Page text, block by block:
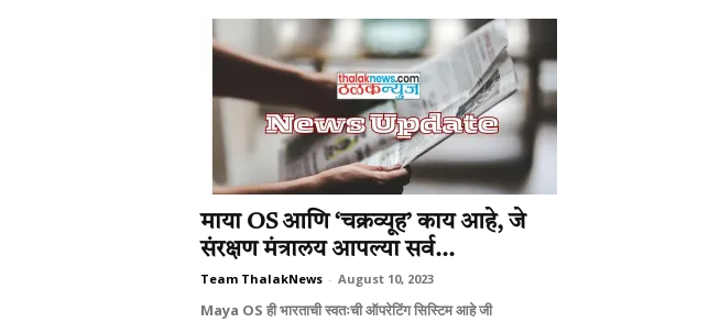
माया OS आणि ‘चक्रव्यूह’ काय आहे, जे
संरक्षण मंत्रालय आपल्या सर्व...
Team ThalakNews - August 10, 2023
Maya OS ही भारताची स्वतःची ऑपरेटिंग सिस्टिम आहे जी